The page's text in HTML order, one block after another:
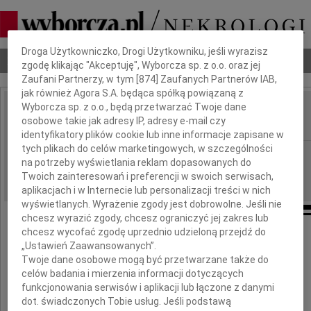
Nekrologi Odeszli Poradnik pogrzebowy
IMIĘ I NAZWISKO: Irena Chmielewska
REGION: Lublin
DATA EMISJI: 17.11.2010
Dbamy o Twoją prywatność
Droga Użytkowniczko, Drogi Użytkowniku, jeśli wyrazisz
zgodę klikając "Akceptuję", Wyborcza sp. z o.o. oraz jej
Zaufani Partnerzy, w tym [874 ] Zaufanych Partnerów IAB,
jak również Agora S.A. będąca spółką powiązaną z
Wyborcza sp. z o.o., będą przetwarzać Twoje dane
osobowe takie jak adresy IP, adresy e-mail czy
identyfikatory plików cookie lub inne informacje zapisane w
tych plikach do celów marketingowych, w szczególności
na potrzeby wyświetlania reklam dopasowanych do
Twoich zainteresowań i preferencji w swoich serwisach,
aplikacjach i w Internecie lub personalizacji treści w nich
wyświetlanych. Wyrażenie zgody jest dobrowolne. Jeśli nie
chcesz wyrazić zgody, chcesz ograniczyć jej zakres lub
chcesz wycofać zgodę uprzednio udzieloną przejdź do
„Ustawień Zaawansowanych”.
Twoje dane osobowe mogą być przetwarzane także do
celów badania i mierzenia informacji dotyczących
funkcjonowania serwisów i aplikacji lub łączone z danymi
dot. świadczonych Tobie usług. Jeśli podstawą